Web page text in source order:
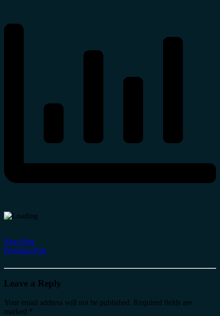
Next Post
Previous Post
Leave a Reply
Your email address will not be published. Required fields are
marked *